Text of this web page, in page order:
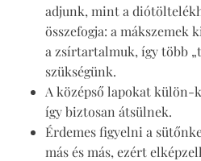
adjunk, mint a
összefogja: a mákszemek
a zsírtartalmuk, így több
szükségünk.
A középső lapokat külön-
így biztosan átsülnek.
Érdemes figyelni a
más és más, ezért